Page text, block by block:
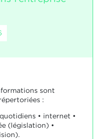
sont
:
• internet •
(législation) •